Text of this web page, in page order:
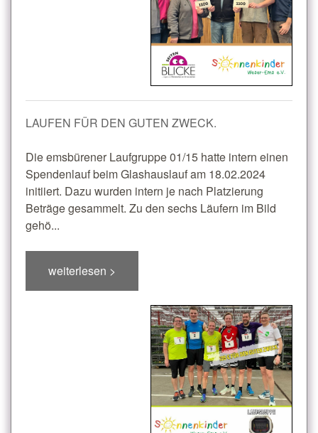
LAUFEN FÜR DEN GUTEN ZWECK.
Die emsbürener Laufgruppe 01/15 hatte intern einen
Spendenlauf beim Glashauslauf am 18.02.2024
initiiert. Dazu wurden intern je nach Platzierung
Beträge gesammelt. Zu den sechs Läufern im Bild
gehö...
weiterlesen >